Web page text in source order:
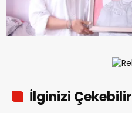
İlginizi Çekebilir